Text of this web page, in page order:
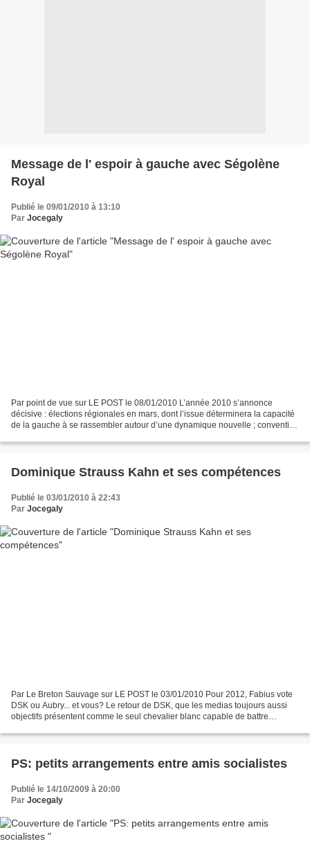
Message de l' espoir à gauche avec Ségolène
Royal
Publié le 09/01/2010 à 13:10
Par Jocegaly
Par point de vue sur LE POST le 08/01/2010 L’année 2010 s’annonce
décisive : élections régionales en mars, dont l’issue déterminera la capacité
de la gauche à se rassembler autour d’une dynamique nouvelle ; convention
Dominique Strauss Kahn et ses compétences
Publié le 03/01/2010 à 22:43
Par Jocegaly
Par Le Breton Sauvage sur LE POST le 03/01/2010 Pour 2012, Fabius vote
DSK ou Aubry... et vous? Le retour de DSK, que les medias toujours aussi
objectifs présentent comme le seul chevalier blanc capable de battre
PS: petits arrangements entre amis socialistes
Publié le 14/10/2009 à 20:00
Par Jocegaly